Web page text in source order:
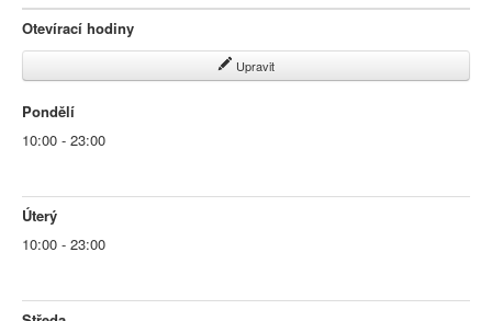
Otevírací hodiny
Upravit
Pondělí
10:00 - 23:00
Úterý
10:00 - 23:00